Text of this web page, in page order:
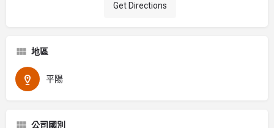
Get Directions
地區
平陽
公司國別